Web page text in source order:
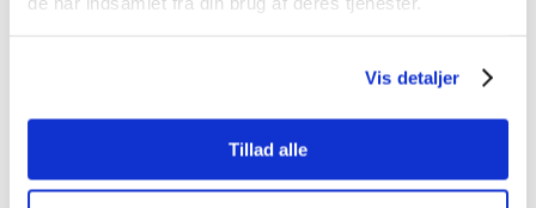
Vis detaljer
Tillad alle